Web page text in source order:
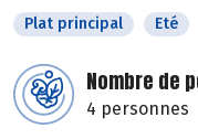
Plat principal Eté
Nombre de
4 personnes